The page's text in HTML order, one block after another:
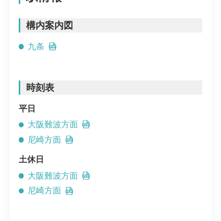
構内案内図
九条
時刻表
平日
大阪難波方面
尼崎方面
土休日
大阪難波方面
尼崎方面